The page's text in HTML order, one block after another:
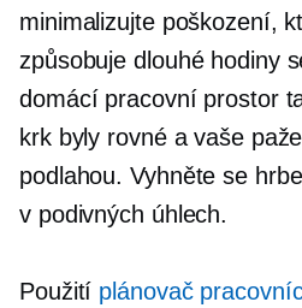
minimalizujte poškození,
způsobuje dlouhé hodiny
domácí pracovní prostor
krk byly rovné a vaše
podlahou. Vyhněte se
v podivných úhlech.
Použití plánovač